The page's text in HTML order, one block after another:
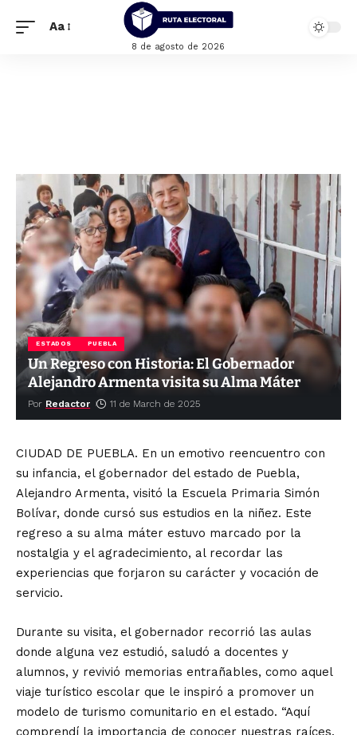
Aa
8 de agosto de 2026
ESTADOS PUEBLA
Un Regreso con Historia: El Gobernador
Alejandro Armenta visita su Alma Máter
Por Redactor 11 de March de 2025
CIUDAD DE PUEBLA. En un emotivo reencuentro con
su infancia, el gobernador del estado de Puebla,
Alejandro Armenta, visitó la Escuela Primaria Simón
Bolívar, donde cursó sus estudios en la niñez. Este
regreso a su alma máter estuvo marcado por la
nostalgia y el agradecimiento, al recordar las
experiencias que forjaron su carácter y vocación de
servicio.
Durante su visita, el gobernador recorrió las aulas
donde alguna vez estudió, saludó a docentes y
alumnos, y revivió memorias entrañables, como aquel
viaje turístico escolar que le inspiró a promover un
modelo de turismo comunitario en el estado. “Aquí
comprendí la importancia de conocer nuestras raíces,